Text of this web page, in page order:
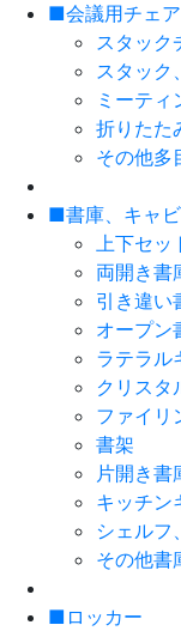
■会議用チェア
スタック
スタック
ミーティ
折りたた
その他多
■書庫、キャビ
上下セッ
両開き書
引き違い
オープン
ラテラル
クリスタ
ファイリ
書架
片開き書
キッチン
シェルフ
その他書
■ロッカー